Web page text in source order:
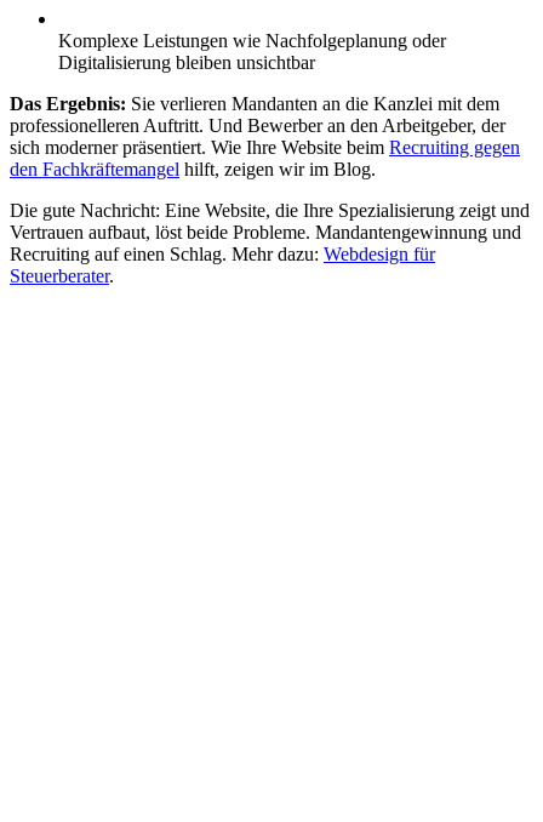
Komplexe Leistungen wie Nachfolgeplanung oder
Digitalisierung bleiben unsichtbar
Das Ergebnis: Sie verlieren Mandanten an die Kanzlei mit dem
professionelleren Auftritt. Und Bewerber an den Arbeitgeber, der
sich moderner präsentiert. Wie Ihre Website beim Recruiting gegen
den Fachkräftemangel hilft, zeigen wir im Blog.
Die gute Nachricht: Eine Website, die Ihre Spezialisierung zeigt und
Vertrauen aufbaut, löst beide Probleme. Mandantengewinnung und
Recruiting auf einen Schlag. Mehr dazu: Webdesign für
Steuerberater.